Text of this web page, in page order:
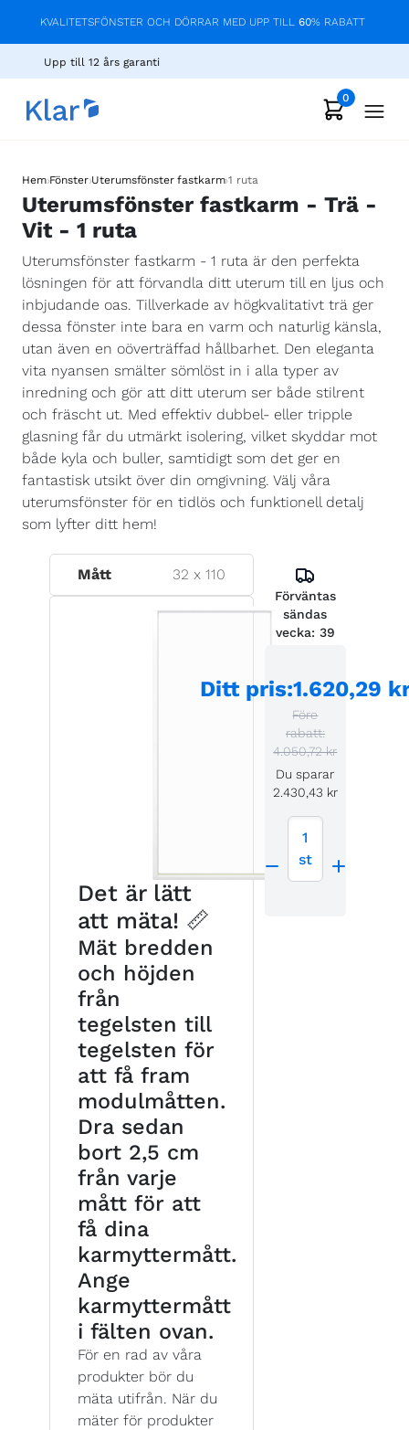
KVALITETSFÖNSTER OCH DÖRRAR MED UPP TILL 60% RABATT
Upp till 12 års garanti
0
Hem›Fönster›Uterumsfönster fastkarm›1 ruta
Uterumsfönster fastkarm - Trä -
Vit - 1 ruta
Uterumsfönster fastkarm - 1 ruta är den perfekta
lösningen för att förvandla ditt uterum till en ljus och
inbjudande oas. Tillverkade av högkvalitativt trä ger
dessa fönster inte bara en varm och naturlig känsla,
utan även en oöverträffad hållbarhet. Den eleganta
vita nyansen smälter sömlöst in i alla typer av
inredning och gör att ditt uterum ser både stilrent
och fräscht ut. Med effektiv dubbel- eller tripple
glasning får du utmärkt isolering, vilket skyddar mot
både kyla och buller, samtidigt som det ger en
fantastisk utsikt över din omgivning. Välj våra
uterumsfönster för en tidlös och funktionell detalj
som lyfter ditt hem!
Mått 32 x110
Det är lätt
att mäta! 📏
Mät bredden
och höjden
från
tegelsten till
tegelsten för
att få fram
modulmåtten.
Dra sedan
bort 2,5 cm
från varje
mått för att
få dina
karmyttermått.
Ange
karmyttermått
i fälten ovan.
För en rad av våra
produkter bör du
mäta utifrån. När du
mäter för produkter
Förväntas
sändas
vecka: 39
Ditt pris:1.620,29
Före
rabatt:
4.050,72 kr
Du sparar
2.430,43 kr
1
st